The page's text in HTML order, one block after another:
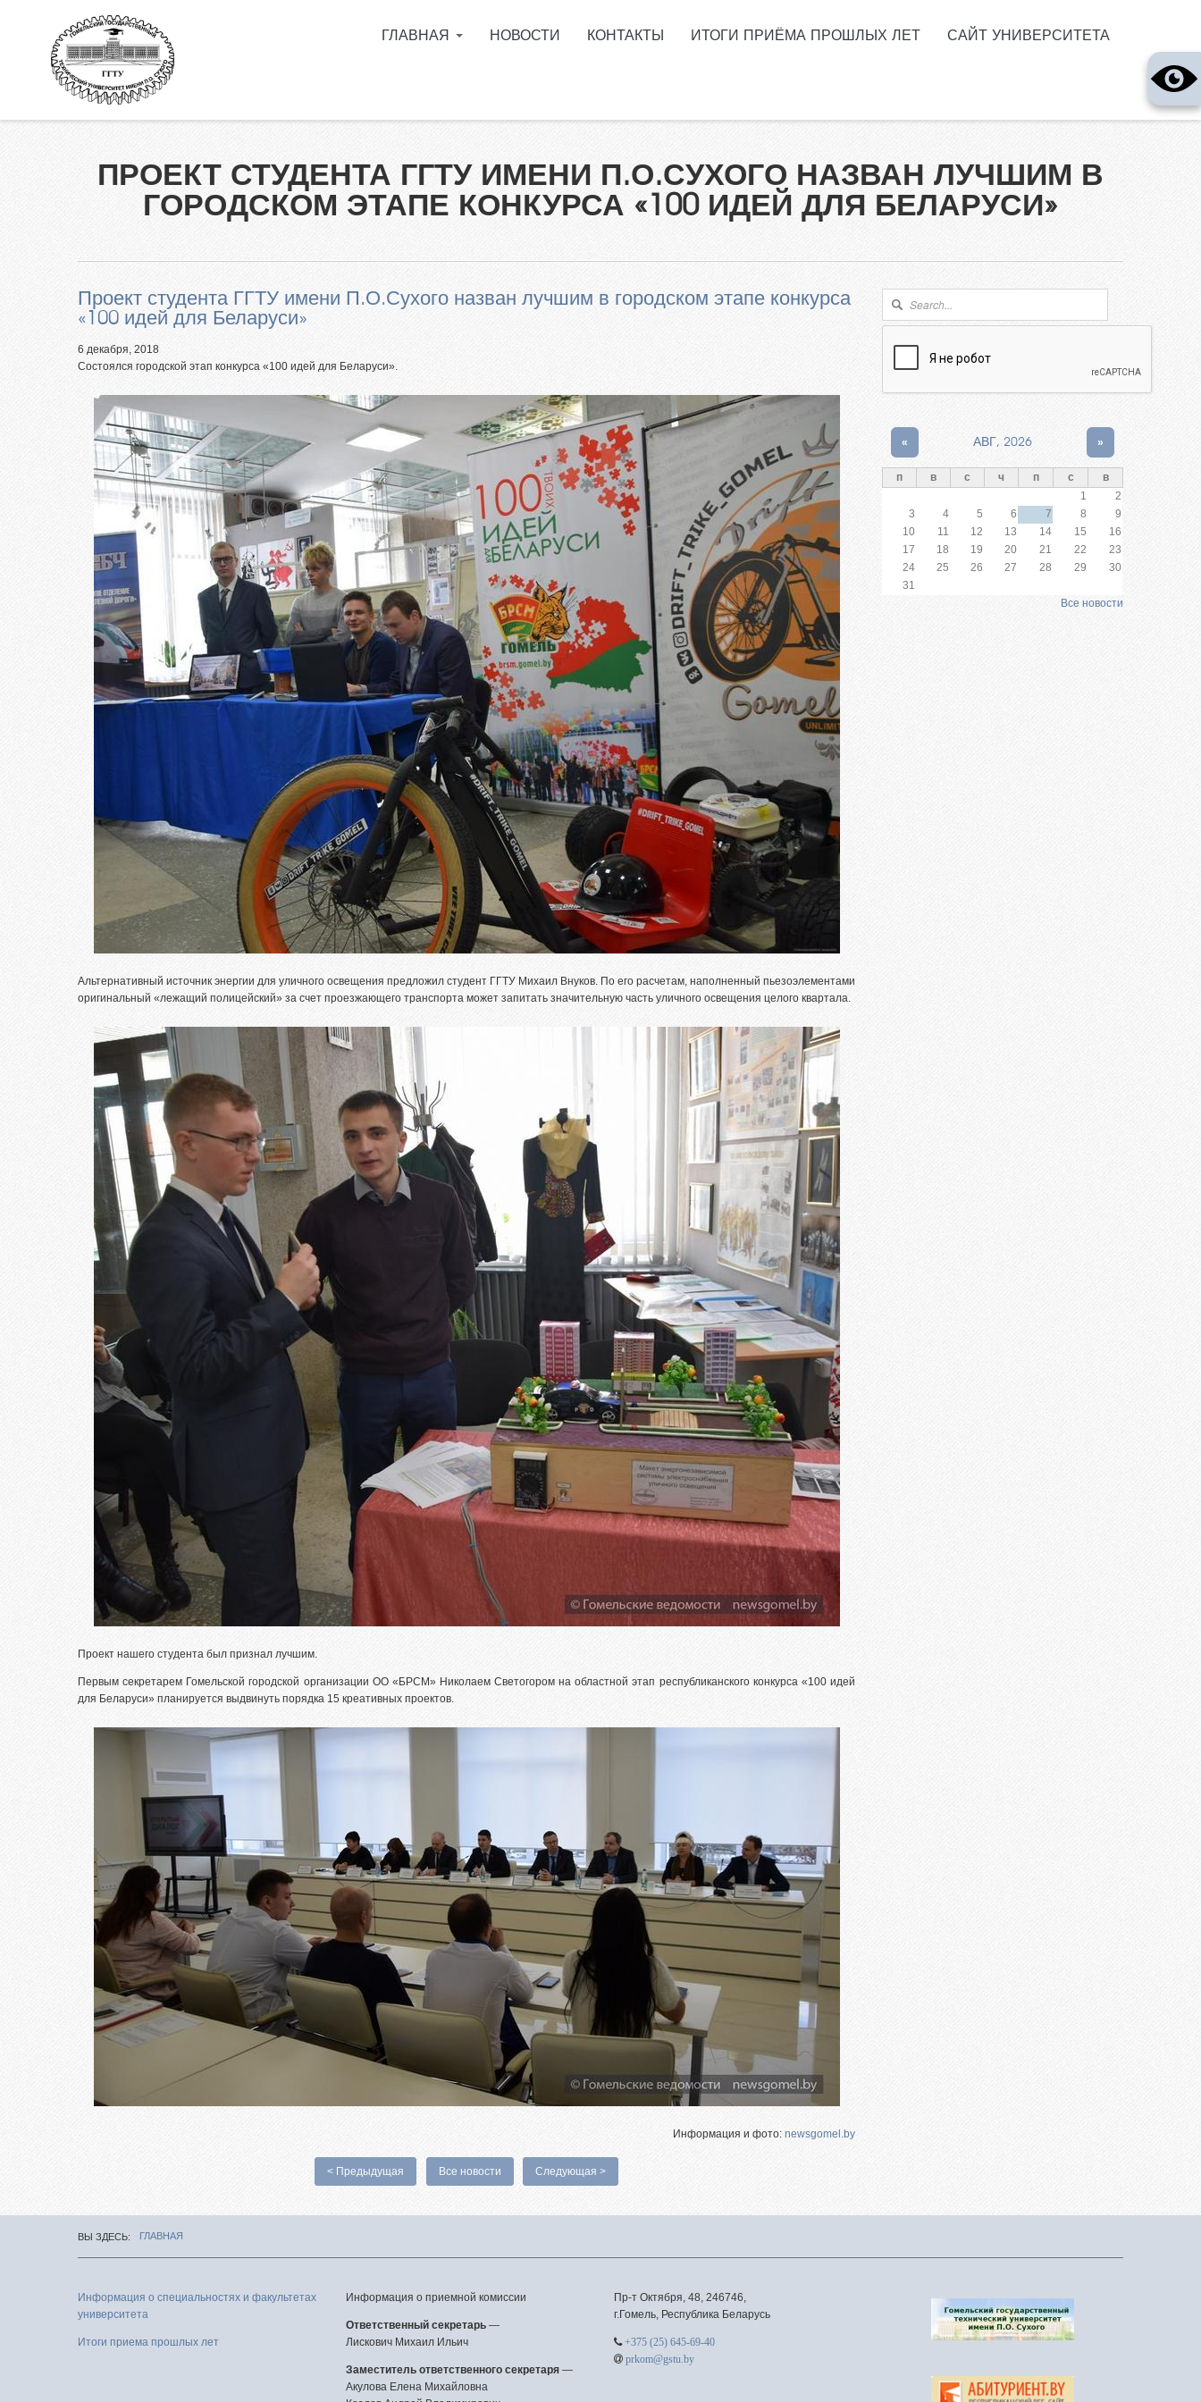
ГЛАВНАЯ
Нормативные документы
Специальности
Выпускникам инженерных
ГГТУ им. П.О.Сухого
Целевая подготовка
Абитуриентам из Российской
федерации
Зачисление без вступительных
испытаний
Родителям абитуриентов
Часто задаваемые вопросы
Факультет довузовской
подготовки
Централизованное
тестирование
Репетиционное тестирование
Профориентанционные
мероприятия 2023/2024
НОВОСТИ КОНТАКТЫ ИТОГИ ПРИЁМА ПРОШЛЫХ ЛЕТ САЙТ УНИВЕРСИТЕТА
ПРОЕКТ СТУДЕНТА ГГТУ ИМЕНИ П.О.СУХОГО НАЗВАН ЛУЧШИМ В
ГОРОДСКОМ ЭТАПЕ КОНКУРСА «100 ИДЕЙ ДЛЯ БЕЛАРУСИ»
Проект студента ГГТУ имени П.О.Сухого назван лучшим в городском этапе конкурса
«100 идей для Беларуси»
6 декабря, 2018
Состоялся городской этап конкурса «100 идей для Беларуси».
Альтернативный источник энергии для уличного освещения предложил студент ГГТУ Михаил Внуков. По его расчетам, наполненный пьезоэлементами
оригинальный «лежащий полицейский» за счет проезжающего транспорта может запитать значительную часть уличного освещения целого квартала.
Проект нашего студента был признал лучшим.
Первым секретарем Гомельской городской организации ОО «БРСМ» Николаем Светогором на областной этап республиканского конкурса «100 идей
для Беларуси» планируется выдвинуть порядка 15 креативных проектов.
Информация и фото: newsgomel.by
< Предыдущая Все новости Следующая >
Форма поиска
Поиск
АВГ, 2026
« »
п в с ч п с
в
1
2
3
4 5 6 7 8
9
10
11 12 13 14 15
16
17
18 19 20 21 22
23
24
25 26 27 28 29
30
31
Все новости
ВЫ ЗДЕСЬ ГЛАВНАЯ
Информация о специальностях и факультетах
университета
Итоги приема прошлых лет
Информация о приемной комиссии
Ответственный секретарь —
Лискович Михаил Ильич
Заместитель ответственного секретаря —
Акулова Елена Михайловна
Пр-т Октября, 48, 246746,
г.Гомель, Республика Беларусь
+375 (25) 645-69-40
prkom@gstu.by